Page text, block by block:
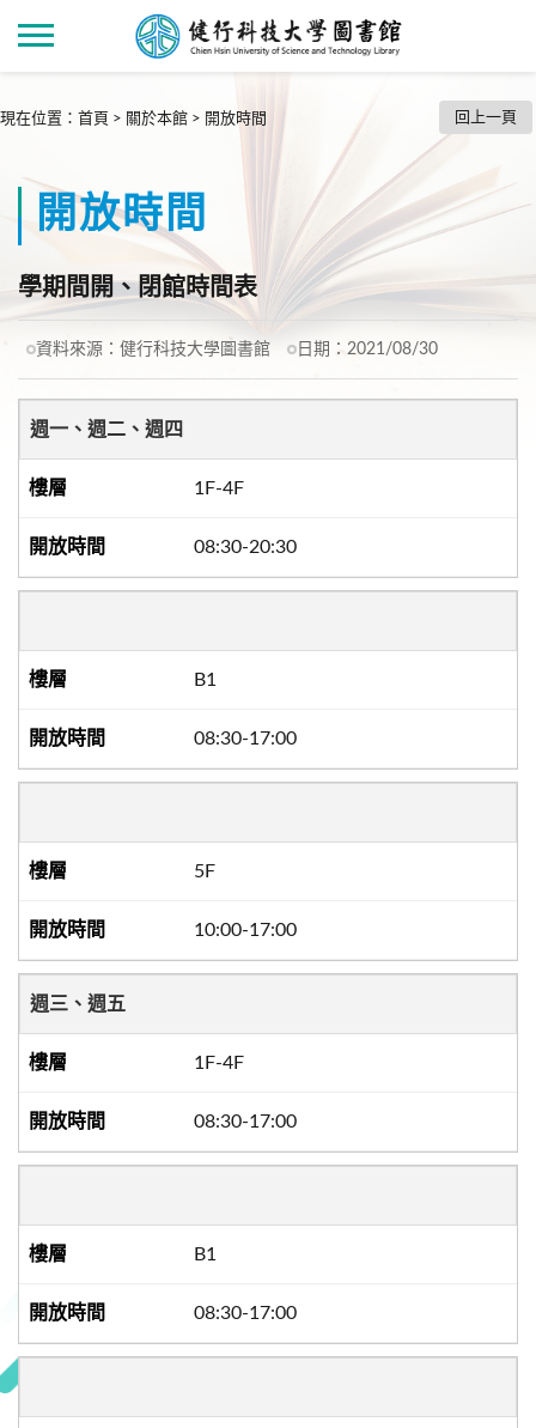
現在位置 ： 首頁 > 關於本館 > 開放時間 回上一頁
開放時間
學期間開、閉館時間表
資料來源： 健行科技大學圖書館 日期： 2021/08/30
週一、週二、週四
1F-4F
08:30-20:30
B1
08:30-17:00
5F
10:00-17:00
週三、週五
1F-4F
08:30-17:00
B1
08:30-17:00